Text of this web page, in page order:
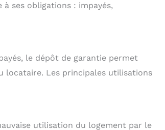
ses obligations : impayés,
le dépôt de garantie permet
locataire. Les principales utilisations
utilisation du logement par le